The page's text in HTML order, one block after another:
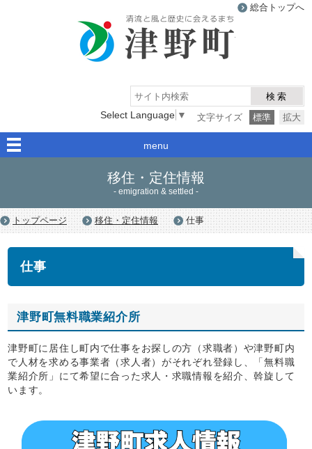
総合トップへ
検索
文字サイズ
標準 拡大
Select Language ▼
menu
移住・定住情報
- emigration & settled -
トップページ 移住・定住情報 仕事
仕事
津野町無料職業紹介所
津野町に居住し町内で仕事をお探しの方（求職者）や津野町内
で人材を求める事業者（求人者）がそれぞれ登録し、「無料職
業紹介所」にて希望に合った求人・求職情報を紹介、斡旋して
います。